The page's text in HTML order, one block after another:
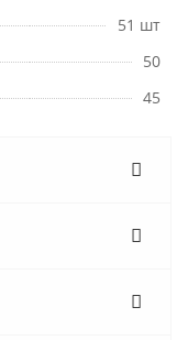
51 шт
50
45